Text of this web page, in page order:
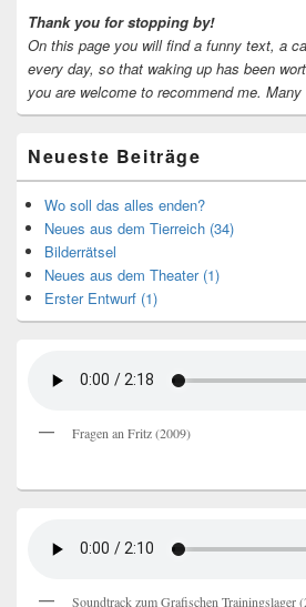
Thank you for stopping by!
On this page you will find a funny text, a
every day, so that waking up has been
you are welcome to recommend me. Many
Neueste Beiträge
Wo soll das alles enden?
Neues aus dem Tierreich (34)
Bilderrätsel
Neues aus dem Theater (1)
Erster Entwurf (1)
Fragen an Fritz (2009)
Soundtrack zum Grafischen Trainingslager